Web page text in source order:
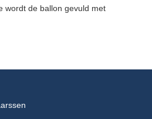
wordt de ballon gevuld met